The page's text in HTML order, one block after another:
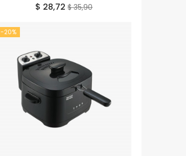
Prijs
$ 28,72 Normale
$ 35,90
-20%